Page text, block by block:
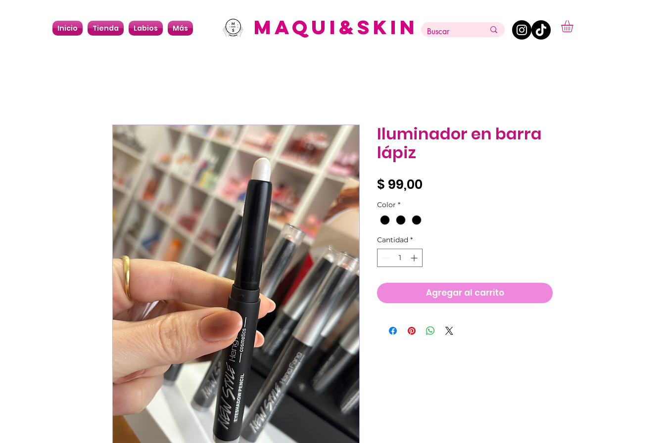
Inicio Tienda Labios Más Maqui&Skin
Iluminador en barra
lápiz
$ 99,00
Color *
Cantidad *
Agregar al carrito